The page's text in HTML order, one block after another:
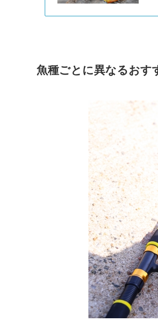
魚種ごとに異なるおす